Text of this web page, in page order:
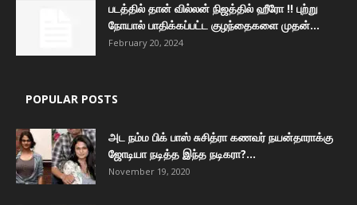
படத்தில் தான் வில்லன் நிஜத்தில் ஹீரோ !! புற்று
நோயால் பாதிக்கப்பட்ட குழந்தைகளை முதன்...
February 20, 2024
POPULAR POSTS
அட நம்ம பிக் பாஸ் சுசித்ரா கணவர் நயன்தாராக்கு
ஜோடியா நடித்த இந்த நடிகரா?...
November 19, 2020